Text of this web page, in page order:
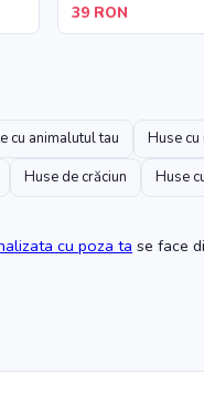
39 RON
cu animalutul tau
Huse cu
Huse de crăciun Huse
cu poza ta se face